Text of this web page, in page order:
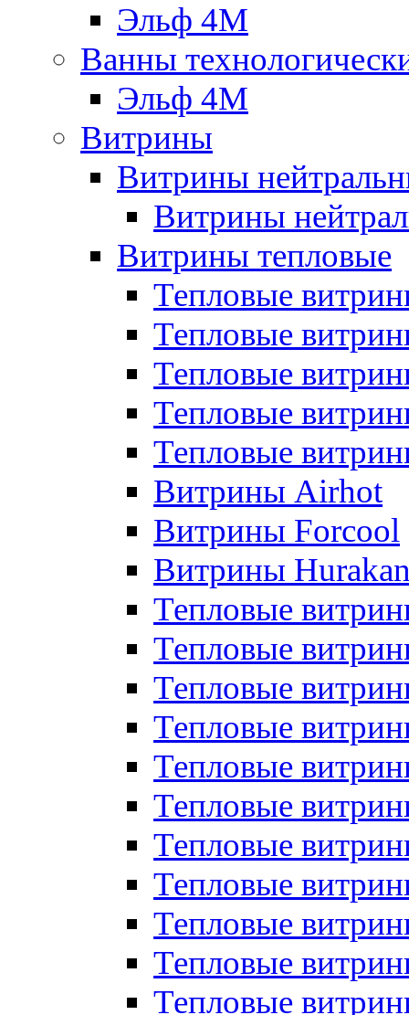
Эльф 4М
Ванны
Эльф 4М
Витрины
Витрины
Витрины
Витрины тепловые
Тепловые
Тепловые
Тепловые
Тепловые
Тепловые
Витрины Airhot
Витрины Forcool
Витрины
Тепловые
Тепловые
Тепловые
Тепловые
Тепловые
Тепловые
Тепловые
Тепловые
Тепловые
Тепловые
Тепловые